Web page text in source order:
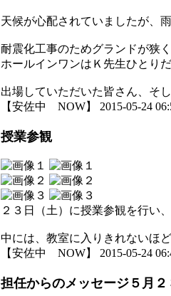
天候が心配されていましたが、
耐震化工事のためグランドが狭
ホールインワンはＫ先生ひとり
出場していただいた皆さん、そ
【安佐中 NOW】 2015-05-24
授業参観
２３日（土）に授業参観を行い
中には、教室に入りきれないほ
【安佐中 NOW】 2015-05-24
担任からのメッセージ５月２